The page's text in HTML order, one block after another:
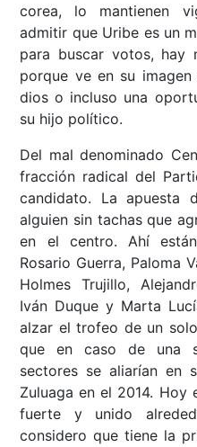
corea, lo mantienen
admitir que Uribe es un
para buscar votos, hay
porque ve en su
dios o incluso una
su hijo político.
Del mal denominado
fracción radical del
candidato. La apuesta
alguien sin tachas que
en el centro. Ahí
Rosario Guerra, Paloma
Holmes Trujillo,
Iván Duque y Marta
alzar el trofeo de un
que en caso de una
sectores se aliarían en
Zuluaga en el 2014. Hoy
fuerte y unido
considero que tiene la